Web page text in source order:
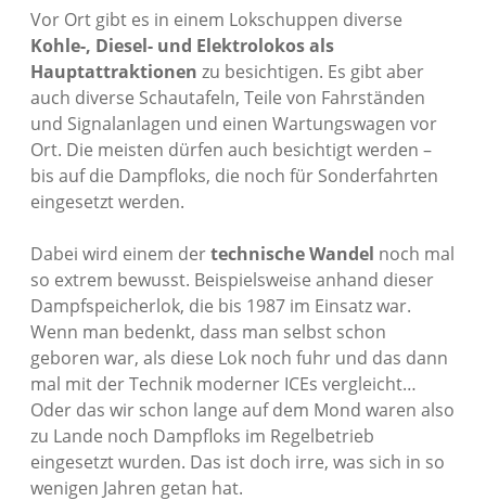
Vor Ort gibt es in einem Lokschuppen diverse
Kohle-, Diesel- und Elektrolokos als
Hauptattraktionen zu besichtigen. Es gibt aber
auch diverse Schautafeln, Teile von Fahrständen
und Signalanlagen und einen Wartungswagen vor
Ort. Die meisten dürfen auch besichtigt werden –
bis auf die Dampfloks, die noch für Sonderfahrten
eingesetzt werden.
Dabei wird einem dertechnische Wandel noch mal
so extrem bewusst. Beispielsweise anhand dieser
Dampfspeicherlok, die bis 1987 im Einsatz war.
Wenn man bedenkt, dass man selbst schon
geboren war, als diese Lok noch fuhr und das dann
mal mit der Technik moderner ICEs vergleicht…
Oder das wir schon lange auf dem Mond waren also
zu Lande noch Dampfloks im Regelbetrieb
eingesetzt wurden. Das ist doch irre, was sich in so
wenigen Jahren getan hat.